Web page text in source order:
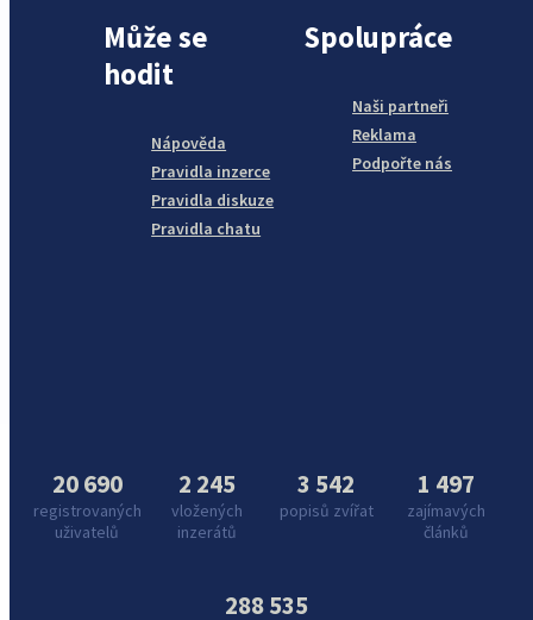
Může se
hodit
Nápověda
Pravidla inzerce
Pravidla diskuze
Pravidla chatu
Spolupráce
Naši partneři
Reklama
Podpořte nás
20 690
registrovaných
uživatelů
2 245
vložených
inzerátů
3 542
popisů zvířat
1 497
zajímavých
článků
288 535